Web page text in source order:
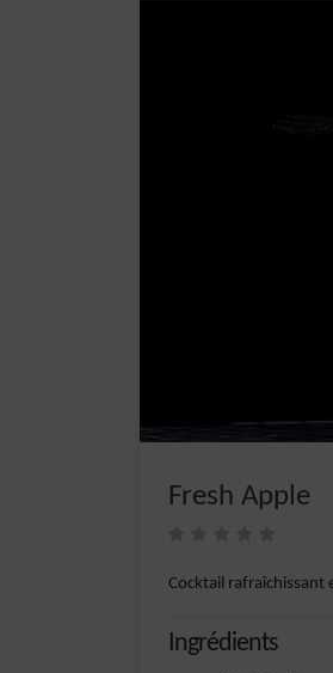
Fresh Apple
Cocktail rafraîchissant
Ingrédients